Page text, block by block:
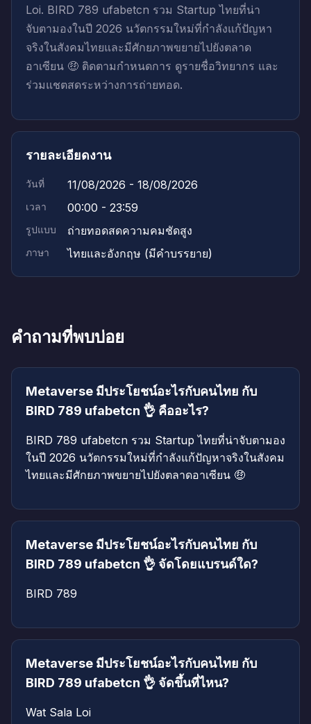
Loi. BIRD 789 ufabetcn รวม Startup ไทยที่น่า
จับตามองในปี 2026 นวัตกรรมใหม่ที่กำลังแก้ปัญหา
จริงในสังคมไทยและมีศักยภาพขยายไปยังตลาด
อาเซียน 🤑 ติดตามกำหนดการ ดูรายชื่อวิทยากร และ
ร่วมแชตสดระหว่างการถ่ายทอด.
รายละเอียดงาน
วันที่ 11/08/2026 - 18/08/2026
เวลา 00:00 - 23:59
รูปแบบ ถ่ายทอดสดความคมชัดสูง
ภาษา ไทยและอังกฤษ (มีคำบรรยาย)
คำถามที่พบบ่อย
Metaverse มีประโยชน์อะไรกับคนไทย กับ
BIRD 789 ufabetcn 👌 คืออะไร?
BIRD 789 ufabetcn รวม Startup ไทยที่น่าจับตามอง
ในปี 2026 นวัตกรรมใหม่ที่กำลังแก้ปัญหาจริงในสังคม
ไทยและมีศักยภาพขยายไปยังตลาดอาเซียน 🤑
Metaverse มีประโยชน์อะไรกับคนไทย กับ
BIRD 789 ufabetcn 👌 จัดโดยแบรนด์ใด?
BIRD 789
Metaverse มีประโยชน์อะไรกับคนไทย กับ
BIRD 789 ufabetcn 👌 จัดขึ้นที่ไหน?
Wat Sala Loi